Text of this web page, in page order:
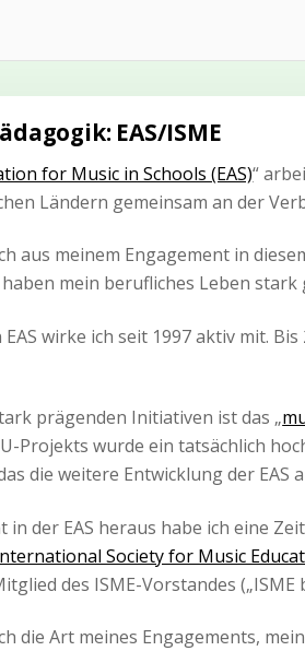
EAS/ISME
for Music in Schools (EAS)“
Ländern gemeinsam an der
aus meinem Engagement in
mein berufliches Leben stark
wirke ich seit 1997 aktiv mit.
prägenden Initiativen ist das „
Projekts wurde ein tatsächlich
die weitere Entwicklung der EAS
in der EAS heraus habe ich eine
Society for Music
des ISME-Vorstandes („ISME
die Art meines Engagements,